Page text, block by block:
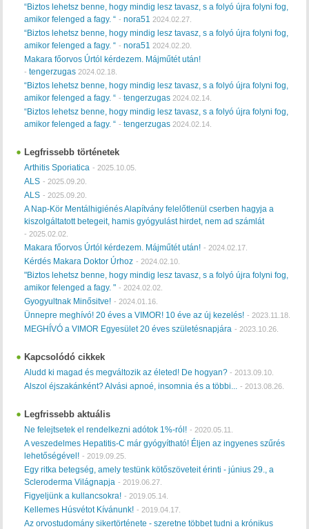
“Biztos lehetsz benne, hogy mindig lesz tavasz, s a folyó újra folyni fog,
amikor felenged a fagy. “ -nora51 2024.02.27.
“Biztos lehetsz benne, hogy mindig lesz tavasz, s a folyó újra folyni fog,
amikor felenged a fagy. “ -nora51 2024.02.20.
Makara főorvos Úrtól kérdezem. Májműtét után!
-tengerzugas 2024.02.18.
“Biztos lehetsz benne, hogy mindig lesz tavasz, s a folyó újra folyni fog,
amikor felenged a fagy. “ -tengerzugas 2024.02.14.
“Biztos lehetsz benne, hogy mindig lesz tavasz, s a folyó újra folyni fog,
amikor felenged a fagy. “ -tengerzugas 2024.02.14.
Legfrissebb történetek
Arthitis Sporiatica - 2025.10.05.
ALS - 2025.09.20.
ALS - 2025.09.20.
A Nap-Kör Mentálhigiénés Alapítvány felelőtlenül cserben hagyja a
kiszolgáltatott betegeit, hamis gyógyulást hirdet, nem ad számlát
- 2025.02.02.
Makara főorvos Úrtól kérdezem. Májműtét után! - 2024.02.17.
Kérdés Makara Doktor Úrhoz - 2024.02.10.
"Biztos lehetsz benne, hogy mindig lesz tavasz, s a folyó újra folyni fog,
amikor felenged a fagy. " - 2024.02.02.
Gyogyultnak Minősitve! - 2024.01.16.
Ünnepre meghívó! 20 éves a VIMOR! 10 éve az új kezelés! - 2023.11.18.
MEGHÍVÓ a VIMOR Egyesület 20 éves születésnapjára - 2023.10.26.
Kapcsolódó cikkek
Aludd ki magad és megváltozik az életed! De hogyan?- 2013.09.10.
Alszol éjszakánként? Alvási apnoé, insomnia és a többi... - 2013.08.26.
Legfrissebb aktuális
Ne felejtsetek el rendelkezni adótok 1%-ról! - 2020.05.11.
A veszedelmes Hepatitis-C már gyógyítható! Éljen az ingyenes szűrés
lehetőségével! - 2019.09.25.
Egy ritka betegség, amely testünk kötőszöveteit érinti - június 29., a
Scleroderma Világnapja - 2019.06.27.
Figyeljünk a kullancsokra! - 2019.05.14.
Kellemes Húsvétot Kívánunk! - 2019.04.17.
Az orvostudomány sikertörténete - szeretne többet tudni a krónikus